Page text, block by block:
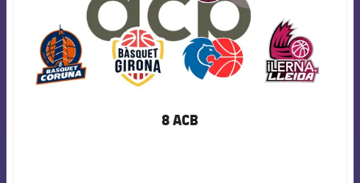
8 ACB